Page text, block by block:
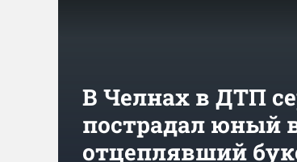
В Челнах в ДТП
пострадал юный
отцеплявший